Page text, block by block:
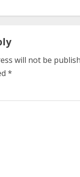
will not be
*